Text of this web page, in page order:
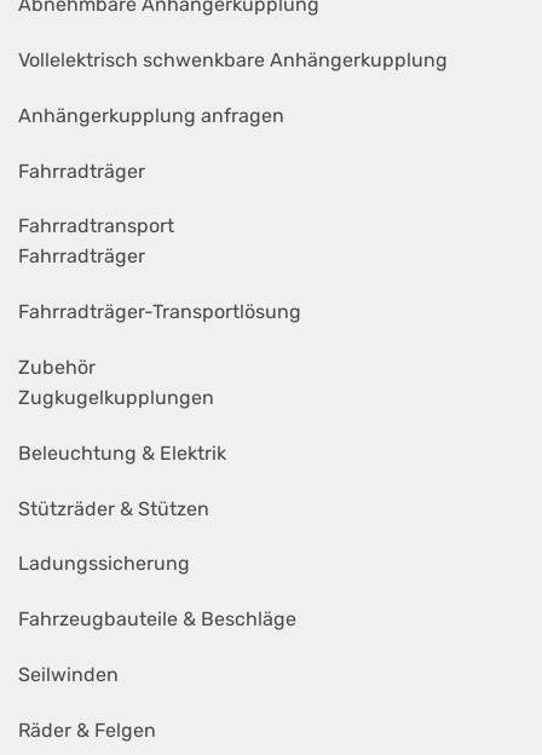
Vollelektrisch schwenkbare Anhängerkupplung
Anhängerkupplung anfragen
Fahrradträger
Fahrradtransport
Fahrradträger
Fahrradträger-Transportlösung
Zubehör
Zugkugelkupplungen
Beleuchtung & Elektrik
Stützräder & Stützen
Ladungssicherung
Fahrzeugbauteile & Beschläge
Seilwinden
Räder & Felgen